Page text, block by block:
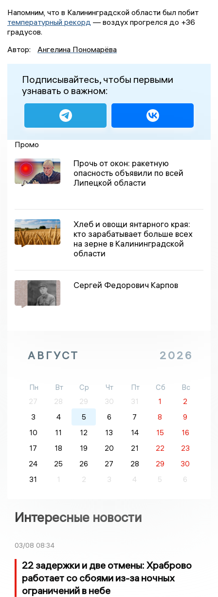
Напомним, что в Калининградской области был побит
температурный рекорд — воздух прогрелся до +36
градусов.
Автор:
Ангелина Пономарёва
Подписывайтесь, чтобы первыми
узнавать о важном:
Промо
Прочь от окон: ракетную
опасность объявили по всей
Липецкой области
Хлеб и овощи янтарного края:
кто зарабатывает больше всех
на зерне в Калининградской
области
Сергей Федорович Карпов
АВГУСТ 2026
Пн Вт Ср Чт Пт Сб
Вс
27
28 29 30 31 1
2
3
4 5 6 7 8
9
10
11 12 13 14 15
16
17
18 19 20 21 22
23
24
25 26 27 28 29
30
31
1 2 3 4 5 6
Интересные новости
03/08 08:34
22 задержки и две отмены: Храброво
работает со сбоями из-за ночных
ограничений в небе